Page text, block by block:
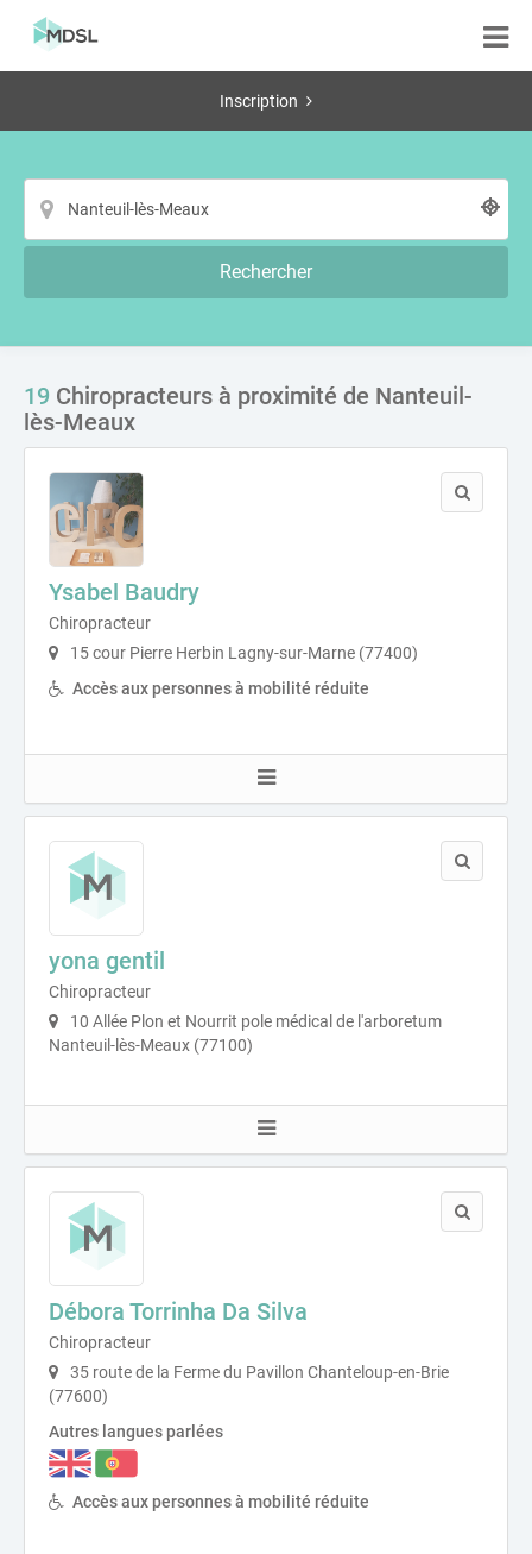
Inscription
Rechercher
19 Chiropracteurs à proximité de Nanteuil-
lès-Meaux
Ysabel Baudry
Chiropracteur
15 cour Pierre Herbin Lagny-sur-Marne (77400)
Accès aux personnes à mobilité réduite
yona gentil
Chiropracteur
10 Allée Plon et Nourrit pole médical de l'arboretum
Nanteuil-lès-Meaux (77100)
Débora Torrinha Da Silva
Chiropracteur
35 route de la Ferme du Pavillon Chanteloup-en-Brie
(77600)
Autres langues parlées
Accès aux personnes à mobilité réduite